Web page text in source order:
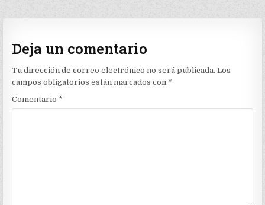
entradas
Deja un comentario
Tu dirección de correo electrónico no será publicada. Los
campos obligatorios están marcados con *
Comentario *